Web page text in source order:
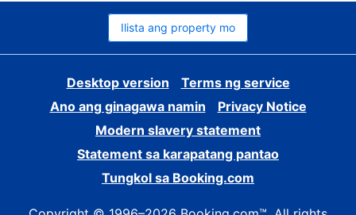
Ilista ang property mo
Desktop version
Terms ng service
Ano ang ginagawa namin
Privacy Notice
Modern slavery statement
Statement sa karapatang pantao
Tungkol sa Booking.com